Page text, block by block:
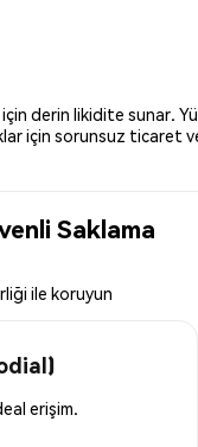
derin likidite sunar.
için sorunsuz ticaret
Saklama
ile koruyun
erişim.